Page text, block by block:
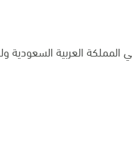
المملكة العربية السعودية